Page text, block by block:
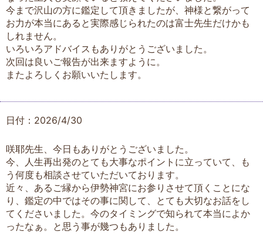
今まで沢山の方に鑑定して頂きましたが、神様と繋がって
お力が本当にあると実際感じられたのは富士先生だけかも
しれません。
いろいろアドバイスもありがとうございました。
次回は良いご報告が出来ますように。
またよろしくお願いいたします。
日付：2026/4/30
咲耶先生、今日もありがとうございました。
今、人生再出発のとても大事なポイントに立っていて、も
う何度も相談させていただいております。
近々、あるご縁から伊勢神宮にお参りさせて頂くことにな
り、鑑定の中ではその事に関して、とても大切なお話をし
てくださいました。今のタイミングで知られて本当によか
ったなぁ。と思う事が幾つもありました。